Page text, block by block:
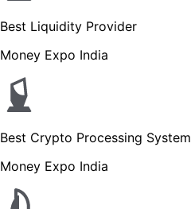
Best Liquidity Provider
Money Expo India
Best Crypto Processing System
Money Expo India